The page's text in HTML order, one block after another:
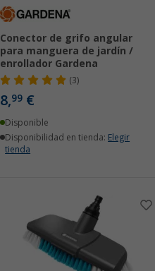
Conector de grifo angular
para manguera de jardín /
enrollador Gardena
(3)
8,99€
Disponible
Disponibilidad en tienda: Elegir
tienda